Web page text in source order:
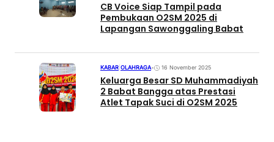
CB Voice Siap Tampil pada
Pembukaan O2SM 2025 di
Lapangan Sawonggaling Babat
KABAR OLAHRAGA• 16 November 2025
Keluarga Besar SD Muhammadiyah
2 Babat Bangga atas Prestasi
Atlet Tapak Suci di O2SM 2025